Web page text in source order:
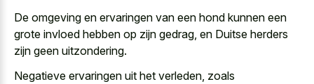
De omgeving en ervaringen van een hond kunnen een
grote invloed hebben op zijn gedrag, en Duitse herders
zijn geen uitzondering.
Negatieve ervaringen uit het verleden, zoals